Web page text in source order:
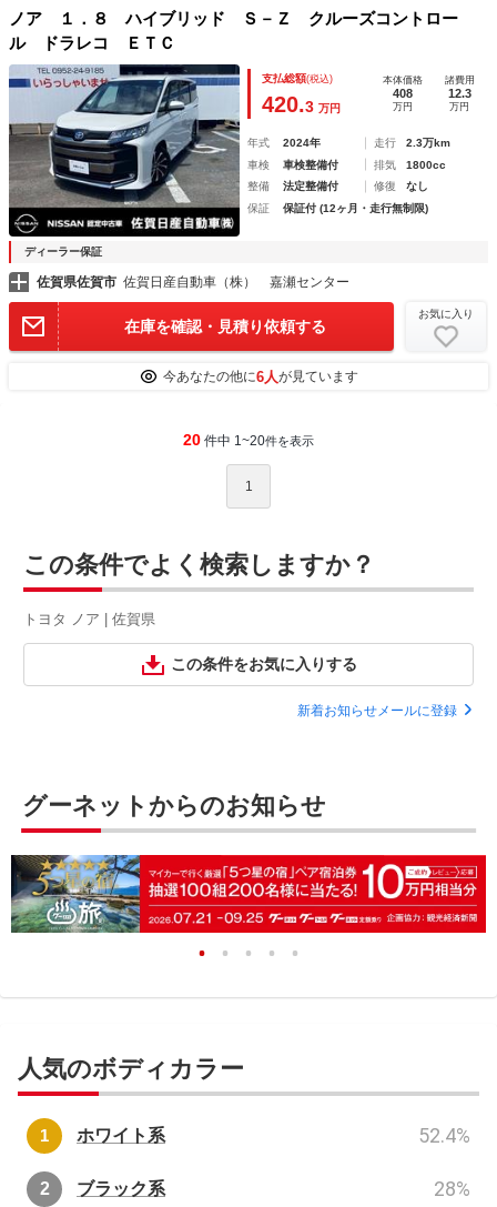
ノア １．８ ハイブリッド Ｓ－Ｚ クルーズコントロー
ル ドラレコ ＥＴＣ
支払総額(税込)
420.3 万円
本体価格
408
万円
諸費用
12.3
万円
年式 2024年 走行
2.3万km
車検
車検整備付 排気
1800cc
整備
法定整備付 修復
なし
保証
保証付 (12ヶ月・走行無制限)
ディーラー保証
佐賀県佐賀市 佐賀日産自動車（株） 嘉瀬センター
在庫を確認・見積り依頼する
お気に入り
今あなたの他に6人が見ています
20 件中 1~20件を表示
1
この条件でよく検索しますか？
トヨタ ノア | 佐賀県
この条件をお気に入りする
新着お知らせメールに登録
グーネットからのお知らせ
人気のボディカラー
ホワイト系 52.4%
ブラック系 28%